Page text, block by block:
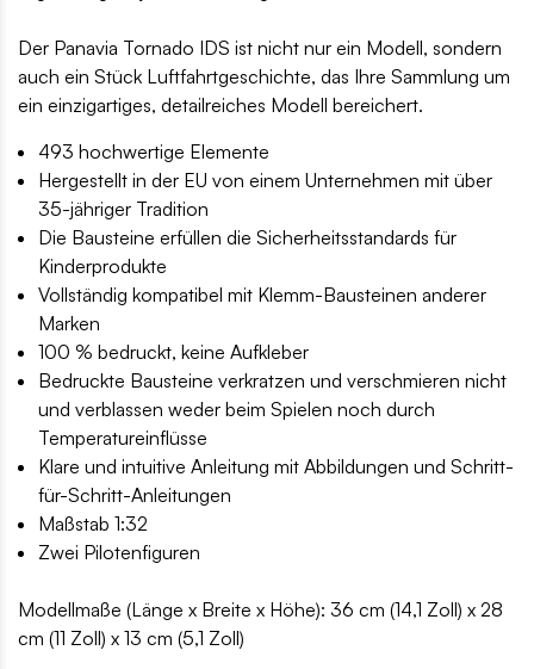
Der Panavia Tornado IDS ist nicht nur ein Modell, sondern
auch ein Stück Luftfahrtgeschichte, das Ihre Sammlung um
ein einzigartiges, detailreiches Modell bereichert.
493 hochwertige Elemente
Hergestellt in der EU von einem Unternehmen mit über
35-jähriger Tradition
Die Bausteine erfüllen die Sicherheitsstandards für
Kinderprodukte
Vollständig kompatibel mit Klemm-Bausteinen anderer
Marken
100 % bedruckt, keine Aufkleber
Bedruckte Bausteine verkratzen und verschmieren nicht
und verblassen weder beim Spielen noch durch
Temperatureinflüsse
Klare und intuitive Anleitung mit Abbildungen und Schritt-
für-Schritt-Anleitungen
Maßstab 1:32
Zwei Pilotenfiguren
Modellmaße (Länge x Breite x Höhe): 36 cm (14,1 Zoll) x 28
cm (11 Zoll) x 13 cm (5,1 Zoll)